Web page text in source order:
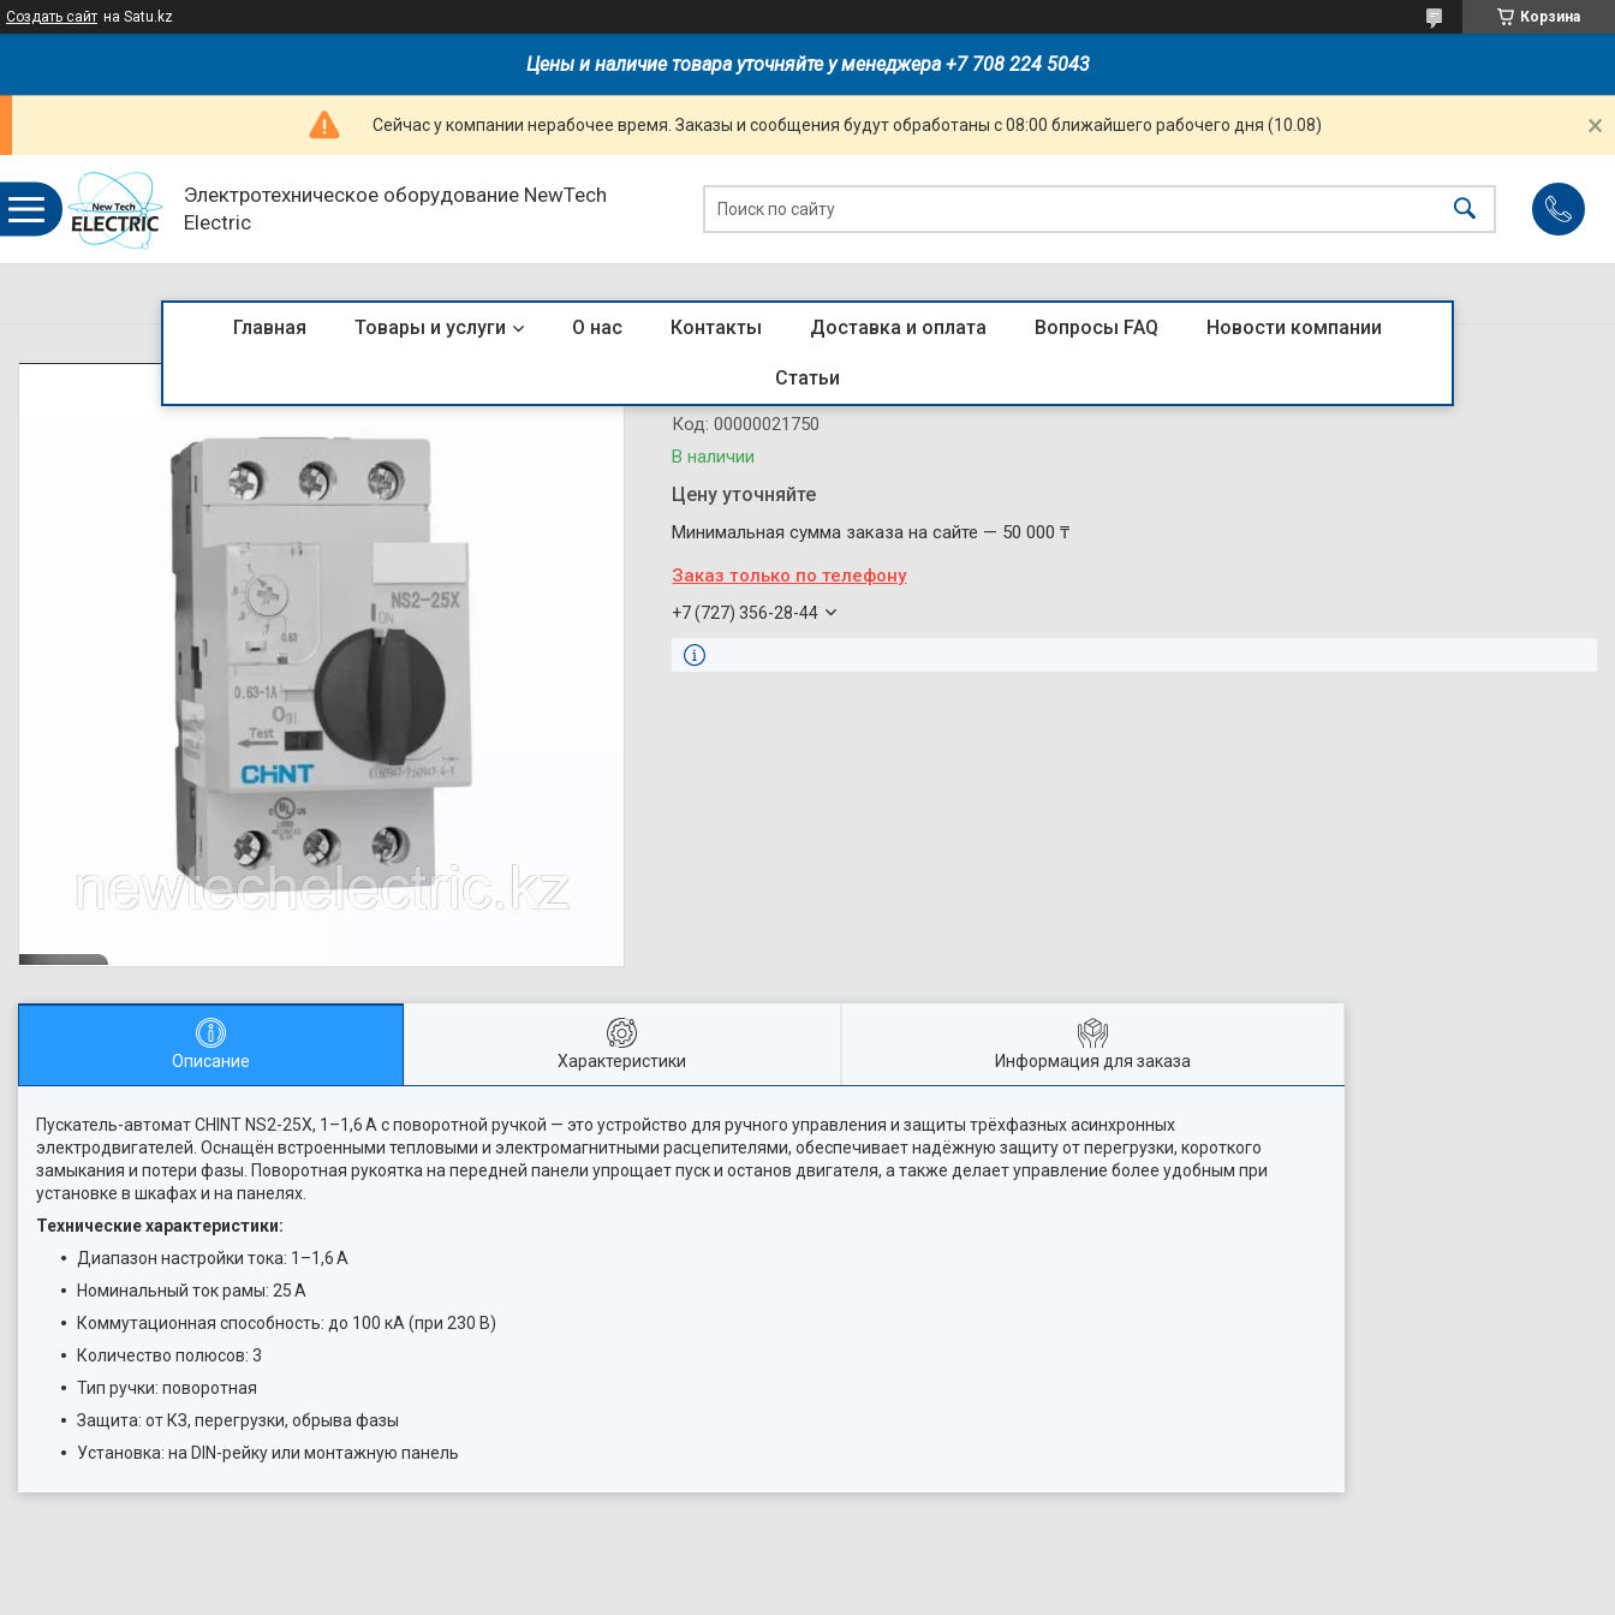
Создать сайт на Satu.kz Корзина
Цены и наличие товара уточняйте у менеджера +7 708 224 5043
Сейчас у компании нерабочее время. Заказы и сообщения будут обработаны с 08:00 ближайшего рабочего дня (10.08)
Электротехническое оборудование NewTech
Electric
Главная Товары и услуги О нас Контакты Доставка и оплата Вопросы FAQ Новости компании
Статьи
495181 Пускатель NS2-25X 1-1.6A с поворотной ручкой (R)4
В наличии
Код:00000021750
Цену уточняйте
Минимальная сумма заказа на сайте — 50 000 ₸
Заказ только по телефону
+7 (727) 356-28-44
Описание Характеристики Информация для заказа
Пускатель-автомат CHINT NS2-25X, 1–1,6 А с поворотной ручкой — это устройство для ручного управления и защиты трёхфазных асинхронных
электродвигателей. Оснащён встроенными тепловыми и электромагнитными расцепителями, обеспечивает надёжную защиту от перегрузки, короткого
замыкания и потери фазы. Поворотная рукоятка на передней панели упрощает пуск и останов двигателя, а также делает управление более удобным при
установке в шкафах и на панелях.
Технические характеристики:
Диапазон настройки тока: 1–1,6 А
Номинальный ток рамы: 25 А
Коммутационная способность: до 100 кА (при 230 В)
Количество полюсов: 3
Тип ручки: поворотная
Защита: от КЗ, перегрузки, обрыва фазы
Установка: на DIN-рейку или монтажную панель